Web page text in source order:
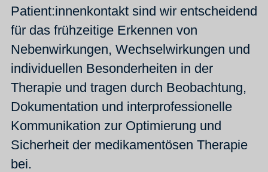
Patient:innenkontakt sind wir entscheidend
für das frühzeitige Erkennen von
Nebenwirkungen, Wechselwirkungen und
individuellen Besonderheiten in der
Therapie und tragen durch Beobachtung,
Dokumentation und interprofessionelle
Kommunikation zur Optimierung und
Sicherheit der medikamentösen Therapie
bei.